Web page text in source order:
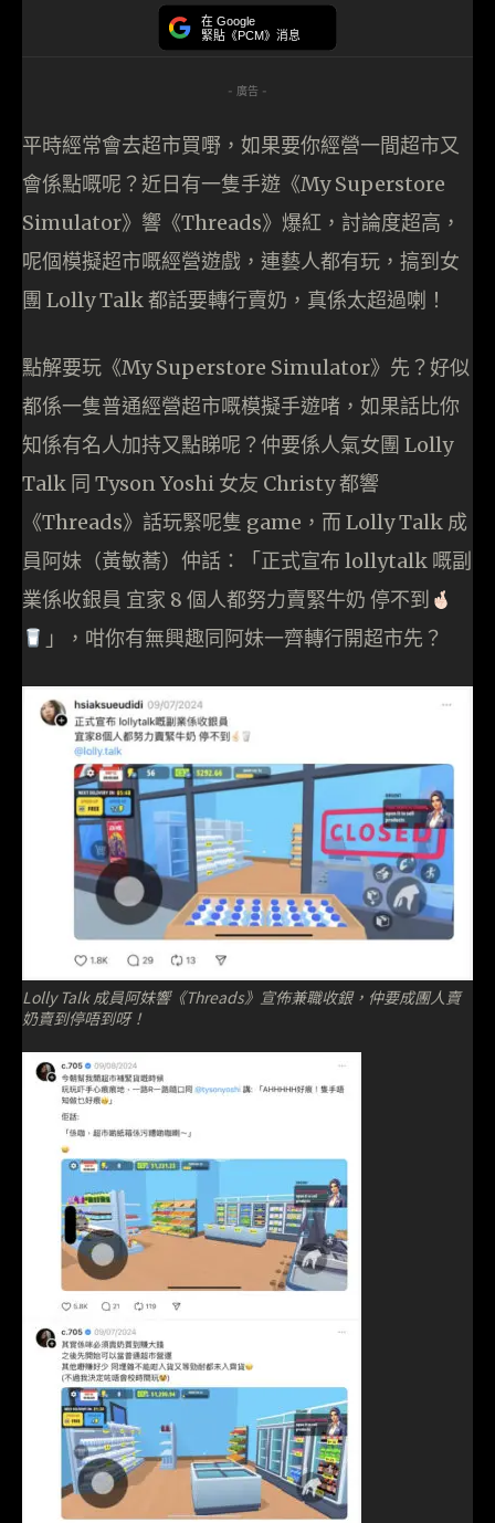
在 Google
緊貼《PCM》消息
- 廣告 -
平時經常會去超市買嘢，如果要你經營一間超市又
會係點嘅呢？近日有一隻手遊《My Superstore
Simulator》響《Threads》爆紅，討論度超高，
呢個模擬超市嘅經營遊戲，連藝人都有玩，搞到女
團 Lolly Talk 都話要轉行賣奶，真係太超過喇！
點解要玩《My Superstore Simulator》先？好似
都係一隻普通經營超市嘅模擬手遊啫，如果話比你
知係有名人加持又點睇呢？仲要係人氣女團 Lolly
Talk 同 Tyson Yoshi 女友 Christy 都響
《Threads》話玩緊呢隻 game，而 Lolly Talk 成
員阿妹（黃敏蕎）仲話：「正式宣布 lollytalk 嘅副
業係收銀員 宜家 8 個人都努力賣緊牛奶 停不到
」，咁你有無興趣同阿妹一齊轉行開超市先？
Lolly Talk 成員阿妹響《Threads》宣佈兼職收銀，仲要成團人賣
奶賣到停唔到呀！